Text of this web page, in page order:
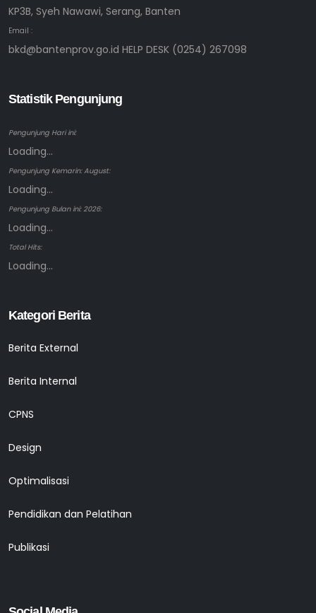
KP3B, Syeh Nawawi, Serang, Banten
Email :
bkd@bantenprov.go.id HELP DESK (0254) 267098
Statistik Pengunjung
Pengunjung Hari ini:
Loading...
Pengunjung Kemarin: August:
Loading...
Pengunjung Bulan ini: 2026:
Loading...
Total Hits:
Loading...
Kategori Berita
Berita External
Berita Internal
CPNS
Design
Optimalisasi
Pendidikan dan Pelatihan
Publikasi